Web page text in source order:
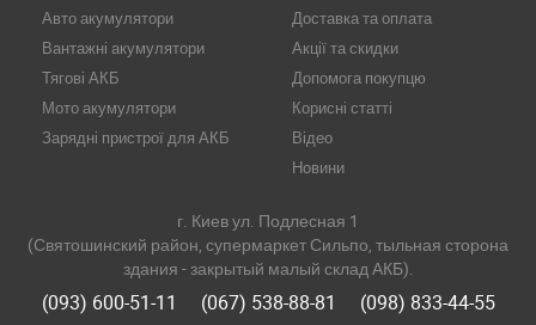
Авто акумулятори
Вантажні акумулятори
Тягові АКБ
Мото акумулятори
Зарядні пристрої для АКБ
Доставка та оплата
Акції та скидки
Допомога покупцю
Корисні статті
Відео
Новини
г. Киев ул. Подлесная 1
(Святошинский район, супермаркет Сильпо, тыльная сторона
здания - закрытый малый склад АКБ).
(093) 600-51-11 (067) 538-88-81 (098) 833-44-55